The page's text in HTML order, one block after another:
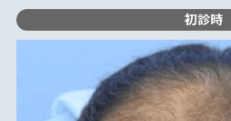
初診時